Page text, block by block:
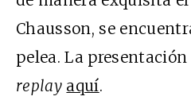
Chausson, se
pelea. La presentación
replay aquí.